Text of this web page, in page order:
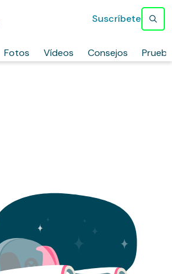
Fotos Vídeos Consejos
Suscríbete